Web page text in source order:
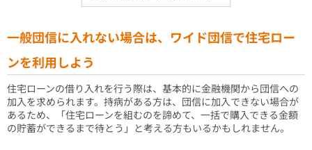
一般団信に入れない場合は、ワイド団信で住宅ロー
ンを利用しよう
住宅ローンの借り入れを行う際は、基本的に金融機関から団信への
加入を求められます。持病がある方は、団信に加入できない場合が
あるため、「住宅ローンを組むのを諦めて、一括で購入できる金額
の貯蓄ができるまで待とう」と考える方もいるかもしれません。